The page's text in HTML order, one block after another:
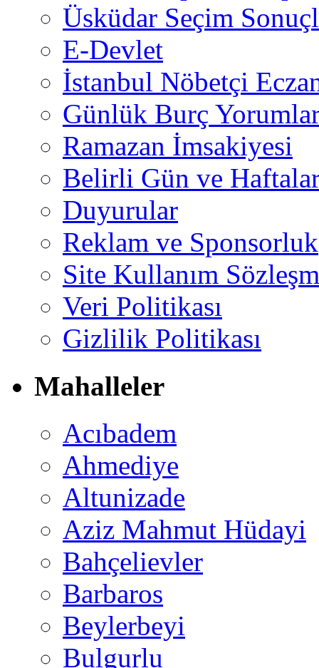
Üsküdar Seçim
E-Devlet
İstanbul Nöbetçi
Günlük Burç
Ramazan İmsakiyesi
Belirli Gün ve
Duyurular
Reklam ve Sponsorluk
Site Kullanım
Veri Politikası
Gizlilik Politikası
Mahalleler
Acıbadem
Ahmediye
Altunizade
Aziz Mahmut Hüdayi
Bahçelievler
Barbaros
Beylerbeyi
Bulgurlu